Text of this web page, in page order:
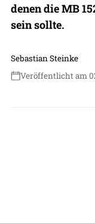
denen die MB
sein sollte.
Sebastian Steinke
Veröffentlicht am